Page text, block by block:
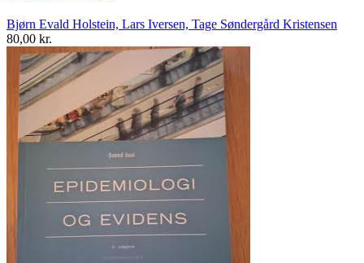
Bjørn Evald Holstein, Lars Iversen, Tage Søndergård Kristensen
80,00 kr.